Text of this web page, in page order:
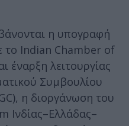
η υπογραφή
το Indian Chamber of
έναρξη λειτουργίας
Συμβουλίου
η διοργάνωση του
Ινδίας–Ελλάδας–